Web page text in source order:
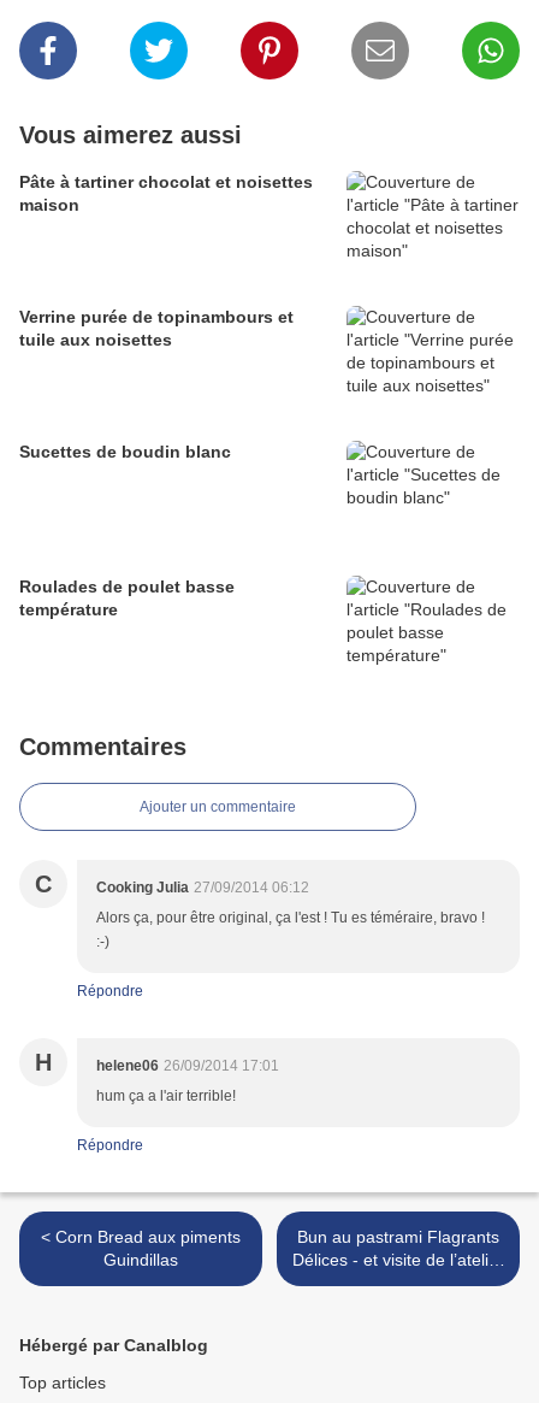
Vous aimerez aussi
Pâte à tartiner chocolat et noisettes
maison
Verrine purée de topinambours et
tuile aux noisettes
Sucettes de boudin blanc
Roulades de poulet basse
température
Commentaires
Ajouter un commentaire
C Cooking Julia 27/09/2014 06:12
Alors ça, pour être original, ça l'est ! Tu es téméraire, bravo !
:-)
Répondre
H helene06 26/09/2014 17:01
hum ça a l'air terrible!
Répondre
< Corn Bread aux piments
Guindillas
Bun au pastrami Flagrants
Délices - et visite de l’atelier
>
Hébergé par Canalblog
Top articles